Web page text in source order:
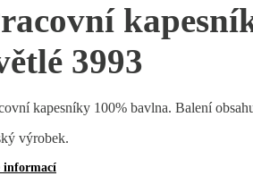
3993
kapesníky 100% bavlna. Balení
výrobek.
informací